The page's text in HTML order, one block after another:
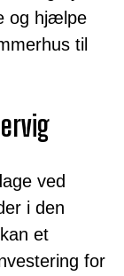
og hjælpe
til
ved
i den
et
for